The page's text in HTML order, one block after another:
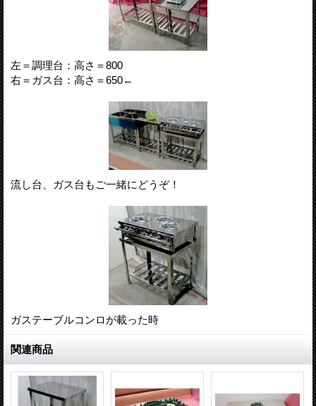
左＝調理台：高さ＝800
右＝ガス台：高さ＝650←
流し台、ガス台もご一緒にどうぞ！
ガステーブルコンロが載った時
関連商品